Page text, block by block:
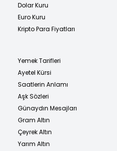
Dolar Kuru
Euro Kuru
Kripto Para Fiyatları
Yemek Tarifleri
Ayetel Kürsi
Saatlerin Anlamı
Aşk Sözleri
Günaydın Mesajları
Gram Altın
Çeyrek Altın
Yarım Altın